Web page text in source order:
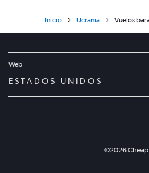
Inicio Ucrania Vuelos
Web
ESTADOS UNIDOS
©2026